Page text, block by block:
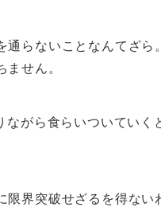
らないことなんてざら
せん。
がら食らいついていく
界突破せざるを得ない